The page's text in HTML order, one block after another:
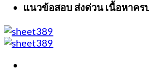
แนวข้อสอบ ส่งด่วน เนื้อหาค